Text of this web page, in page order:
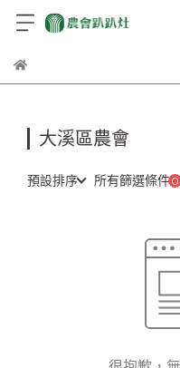
大溪區農會
預設排序 所有篩選條件